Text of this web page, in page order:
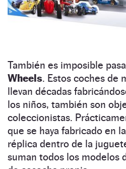
También es imposible
Wheels. Estos coches de
llevan décadas
los niños, también son
coleccionistas.
que se haya fabricado en
réplica dentro de la
suman todos los modelos